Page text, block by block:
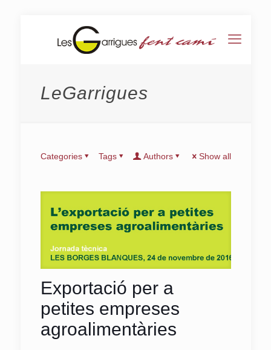
LeGarrigues
Categories Tags Authors Show all
Exportació per a
petites empreses
agroalimentàries